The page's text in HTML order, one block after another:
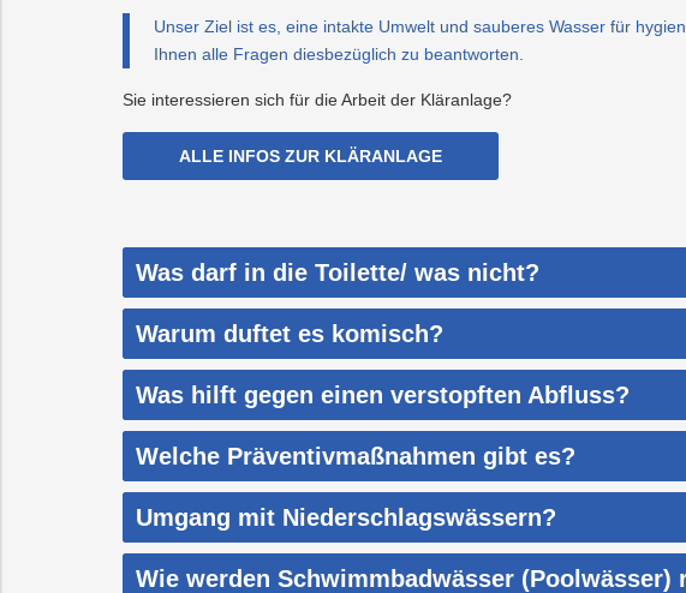
Unser Ziel ist es, eine intakte Umwelt und sauberes Wasser für
Ihnen alle Fragen diesbezüglich zu beantworten.
Sie interessieren sich für die Arbeit der Kläranlage?
ALLE INFOS ZUR KLÄRANLAGE
Was darf in die Toilette/ was nicht?
Warum duftet es komisch?
Was hilft gegen einen verstopften Abfluss?
Welche Präventivmaßnahmen gibt es?
Umgang mit Niederschlagswässern?
Wie werden Schwimmbadwässer